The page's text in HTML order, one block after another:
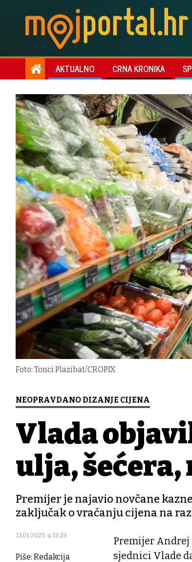
AKTUALNO CRNA KRONIKA
Foto: Tonci Plazibat/CROPIX
NEOPRAVDANO DIZANJE CIJENA
Vlada
ulja,
Premijer je najavio novčane
zaključak o vraćanju cijena na
13.01.2023. u 13:23
Piše: Redakcija
Premijer Andrej
sjednici Vlade